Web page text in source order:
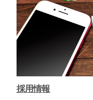
採用情報